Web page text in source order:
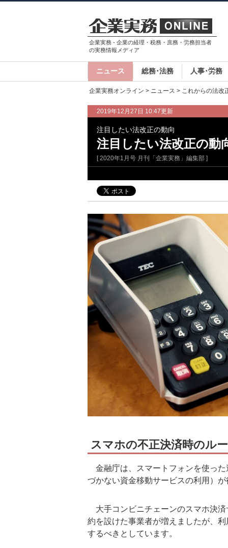
企業実務 - 企業の経理・税務・庶務・労務担当者
の実務情報メディア
ニュース 総務･法務 人事･労務
企業実務オンライン > ニュース > これからの法改
2019年12月27日 10:47更新
注目したい法改正の動向
注目したい法改正の動
[ 2020年1月号 月刊「企業実務」編集部 ]
スマホの不正決済時のル
金融庁は、スマートフォンを使っ
づかない資金移動サービスの利用）
大手コンビニチェーンのスマホ決
約を設けた事業者が増えましたが、
するべきとしています。